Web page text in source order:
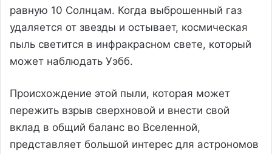
равную 10 Солнцам. Когда выброшенный газ
удаляется от звезды и остывает, космическая
пыль светится в инфракрасном свете, который
может наблюдать Уэбб.
Происхождение этой пыли, которая может
пережить взрыв сверхновой и внести свой
вклад в общий баланс во Вселенной,
представляет большой интерес для астрономов